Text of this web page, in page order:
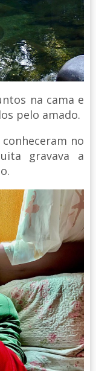
na cama e
pelo amado.
no
gravava a